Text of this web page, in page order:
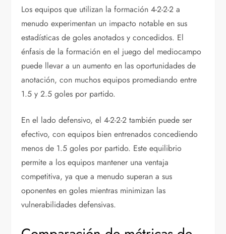
Los equipos que utilizan la formación 4-2-2-2 a
menudo experimentan un impacto notable en sus
estadísticas de goles anotados y concedidos. El
énfasis de la formación en el juego del mediocampo
puede llevar a un aumento en las oportunidades de
anotación, con muchos equipos promediando entre
1.5 y 2.5 goles por partido.
En el lado defensivo, el 4-2-2-2 también puede ser
efectivo, con equipos bien entrenados concediendo
menos de 1.5 goles por partido. Este equilibrio
permite a los equipos mantener una ventaja
competitiva, ya que a menudo superan a sus
oponentes en goles mientras minimizan las
vulnerabilidades defensivas.